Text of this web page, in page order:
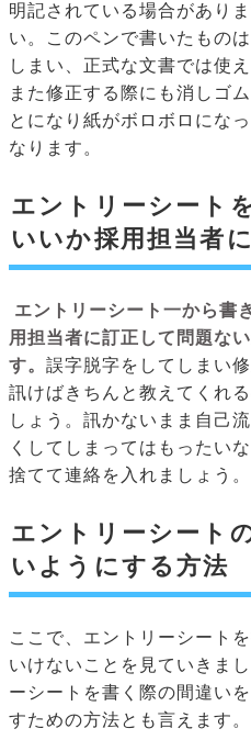
明記されている場合があり
い。このペンで書いたもの
しまい、正式な文書では使
また修正する際にも消しゴ
とになり紙がボロボロにな
なります。
エントリーシート
いいか採用担当者
エントリーシート一から書
用担当者に訂正して問題な
す。 誤字脱字をしてしまい
訊けばきちんと教えてくれ
しょう。訊かないまま自己
くしてしまってはもったい
捨てて連絡を入れましょう。
エントリーシート
いようにする方法
ここで、エントリーシート
いけないことを見ていきま
ーシートを書く際の間違い
すための方法とも言えます。